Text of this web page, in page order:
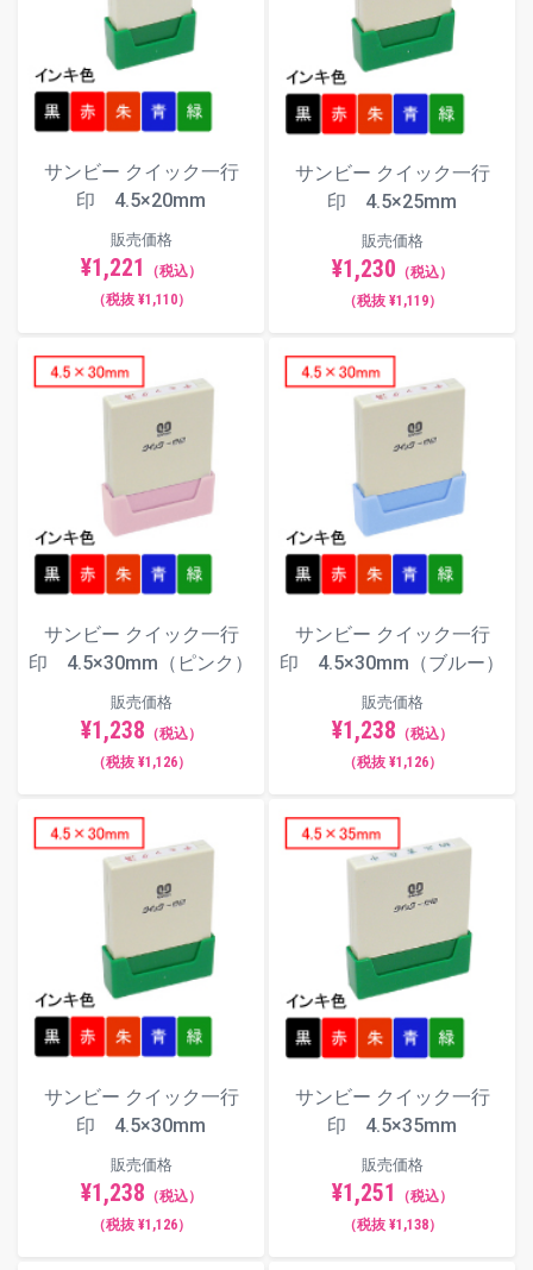
角ゴシック体
丸ゴシック体
古印体
ポップ体
【動画】インキ補充方法
サンビー クイック一行
印 4.5×20mm
販売価格
¥1,221
（税込）
（税抜 ¥1,110）
サンビー クイック一行
印 4.5×25mm
販売価格
¥1,230 （税込）
（税抜 ¥1,119）
サンビー クイック一行
印 4.5×30mm（ピンク）
販売価格
¥1,238 （税込）
（税抜 ¥1,126）
サンビー クイック一行
印 4.5×30mm（ブルー）
販売価格
¥1,238 （税込）
（税抜 ¥1,126）
サンビー クイック一行
印 4.5×30mm
販売価格
¥1,238 （税込）
（税抜 ¥1,126）
サンビー クイック一行
印 4.5×35mm
販売価格
¥1,251
（税込）
（税抜 ¥1,138）